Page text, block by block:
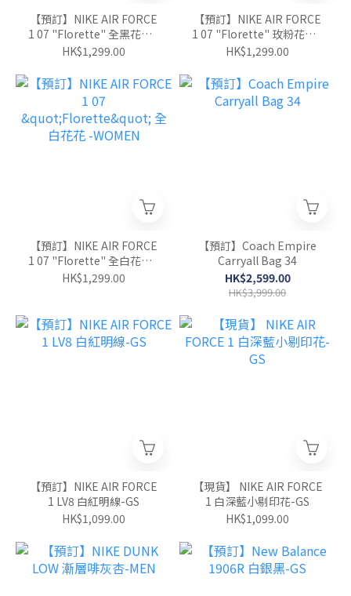
【預訂】NIKE AIR FORCE
1 07 "Florette" 全黑花花 -
WOMEN
HK$1,299.00
【預訂】NIKE AIR FORCE
1 07 "Florette" 玫粉花花 -
WOMEN
HK$1,299.00
【預訂】NIKE AIR FORCE
1 07 "Florette" 全白花花 -
WOMEN
HK$1,299.00
【預訂】Coach Empire
Carryall Bag 34
HK$2,599.00
HK$3,999.00
【預訂】NIKE AIR FORCE
1 LV8 白紅明線-GS
HK$1,099.00
【現貨】 NIKE AIR FORCE
1 白深藍小剔印花-GS
HK$1,099.00